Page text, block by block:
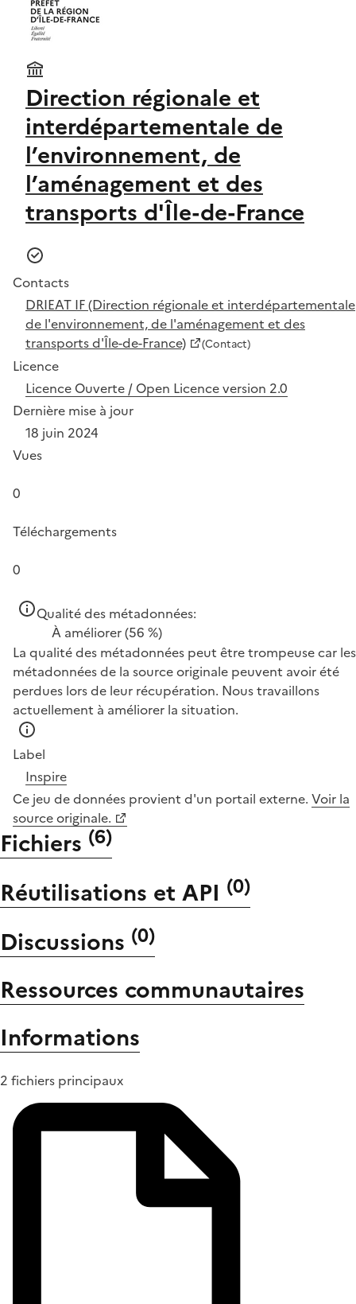
Direction régionale et
interdépartementale de
l’environnement, de
l’aménagement et des
transports d'Île-de-France
Contacts
DRIEAT IF (Direction régionale et interdépartementale
de l'environnement, de l'aménagement et des
transports d'Île-de-France)
(Contact)
Licence
Licence Ouverte / Open Licence version 2.0
Dernière mise à jour
18 juin 2024
Vues
0
Téléchargements
0
Qualité des métadonnées:
À améliorer(56 %)
La qualité des métadonnées peut être trompeuse car les
métadonnées de la source originale peuvent avoir été
perdues lors de leur récupération. Nous travaillons
actuellement à améliorer la situation.
Label
Inspire
Ce jeu de données provient d'un portail externe. Voir la
source originale.
Fichiers (6)
Réutilisations et API (0)
Discussions (0)
Ressources communautaires
Informations
2 fichiers principaux